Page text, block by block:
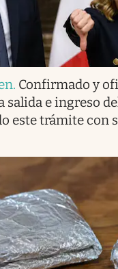
. Confirmado y
e ingreso
este trámite con